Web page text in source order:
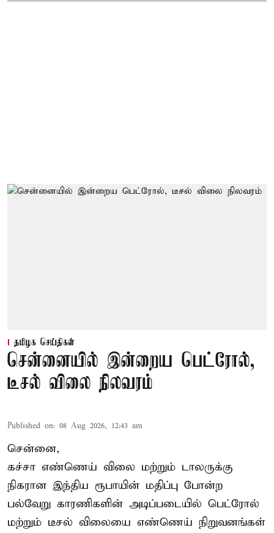
தமிழக செய்திகள்
சென்னையில் இன்றைய பெட்ரோல்,
டீசல் விலை நிலவரம்
Published on: 08 Aug 2026, 12:43 am
சென்னை,
கச்சா எண்ணெய் விலை மற்றும் டாலருக்கு
நிகரான இந்திய ரூபாயின் மதிப்பு போன்ற
பல்வேறு காரணிகளின் அடிப்படையில் பெட்ரோல்
மற்றும் டீசல் விலையை எண்ணெய் நிறுவனங்கள்